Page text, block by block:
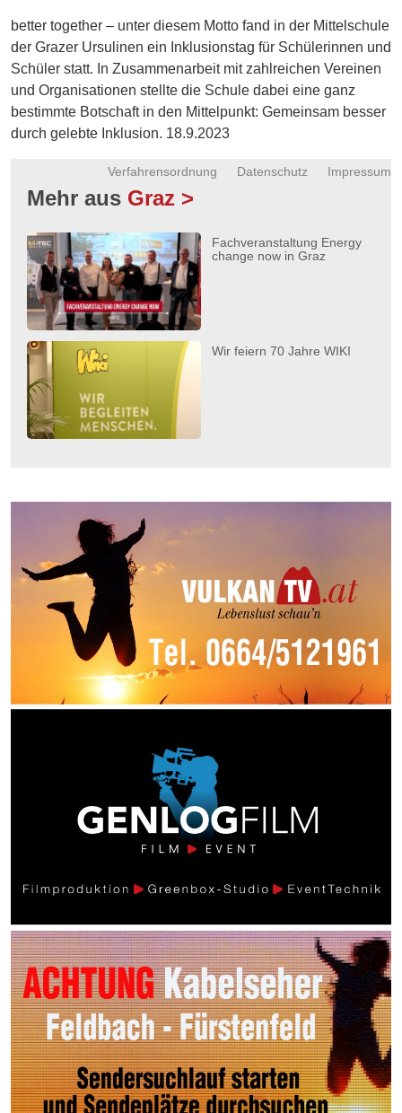
Schnöll
gfrogt
Zonen
Podcast
better together – unter diesem Motto fand in der Mittelschule
der Grazer Ursulinen ein Inklusionstag für Schülerinnen und
Schüler statt. In Zusammenarbeit mit zahlreichen Vereinen
und Organisationen stellte die Schule dabei eine ganz
bestimmte Botschaft in den Mittelpunkt: Gemeinsam besser
durch gelebte Inklusion. 18.9.2023
Impressum
Datenschutz
Verfahrensordnung
Mehr aus Graz >
Fachveranstaltung Energy
change now in Graz
Wir feiern 70 Jahre WIKI